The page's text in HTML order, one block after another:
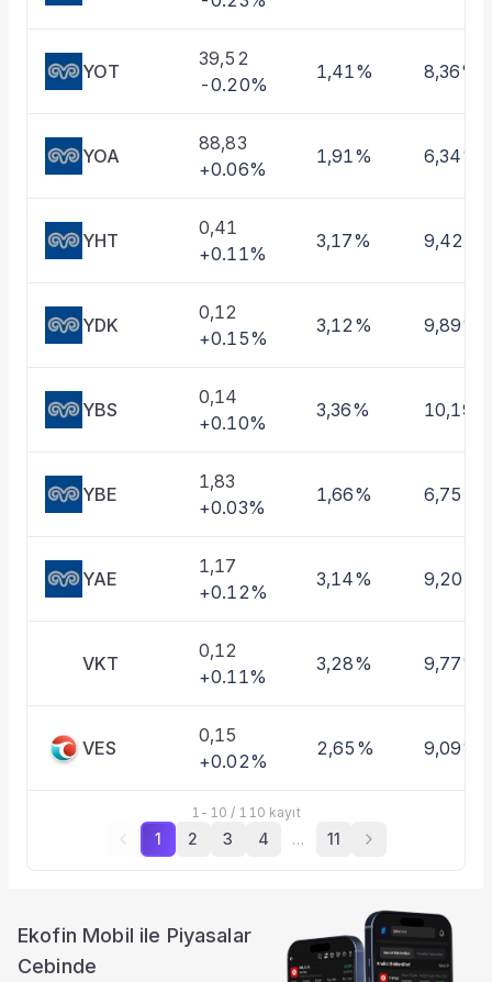
YOT
39,52
-0.20%
1,41% 8,36%
YOA
88,83
+0.06%
1,91% 6,34%
YHT
0,41
+0.11%
3,17% 9,42%
YDK
0,12
+0.15%
3,12% 9,89%
YBS
0,14
+0.10%
3,36% 10,19%
YBE
1,83
+0.03%
1,66% 6,75%
YAE
1,17
+0.12%
3,14% 9,20%
VKT
0,12
+0.11%
3,28% 9,77%
VES
0,15
+0.02%
2,65% 9,09%
1 - 10 / 110 kayıt
1 2 3 4 … 11
Ekofin Mobil ile Piyasalar
Cebinde